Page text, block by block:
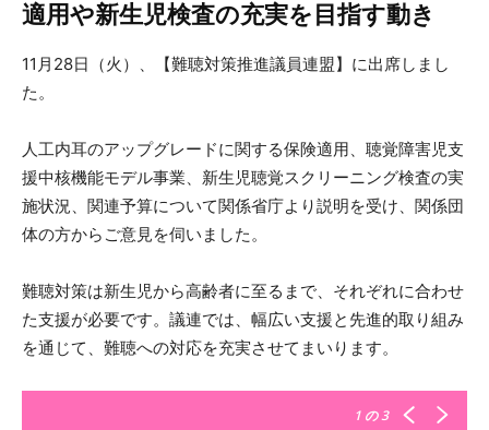
適用や新生児検査の充実を目指す動き
11月28日（火）、【難聴対策推進議員連盟】に出席しまし
た。
人工内耳のアップグレードに関する保険適用、聴覚障害児支
援中核機能モデル事業、新生児聴覚スクリーニング検査の実
施状況、関連予算について関係省庁より説明を受け、関係団
体の方からご意見を伺いました。
難聴対策は新生児から高齢者に至るまで、それぞれに合わせ
た支援が必要です。議連では、幅広い支援と先進的取り組み
を通じて、難聴への対応を充実させてまいります。
1 の 3